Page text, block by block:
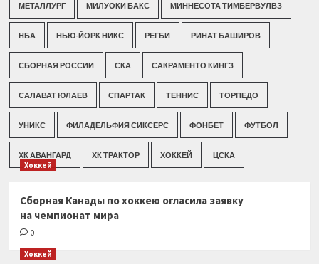
МЕТАЛЛУРГ МИЛУОКИ БАКС МИННЕСОТА ТИМБЕРВУЛВЗ
НБА НЬЮ-ЙОРК НИКС РЕГБИ РИНАТ БАШИРОВ
СБОРНАЯ РОССИИ СКА САКРАМЕНТО КИНГЗ
САЛАВАТ ЮЛАЕВ СПАРТАК ТЕННИС ТОРПЕДО
УНИКС ФИЛАДЕЛЬФИЯ СИКСЕРС ФОНБЕТ ФУТБОЛ
ХК АВАНГАРД ХК ТРАКТОР ХОККЕЙ ЦСКА
Хоккей
Сборная Канады по хоккею огласила заявку
на чемпионат мира
0
Хоккей